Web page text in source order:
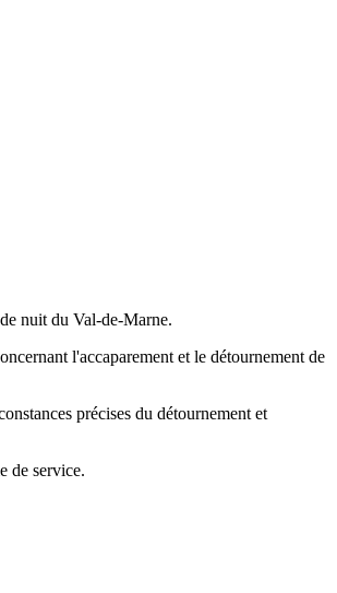
nuit du Val-de-Marne.
l'accaparement et le détournement de
précises du détournement et
de service.